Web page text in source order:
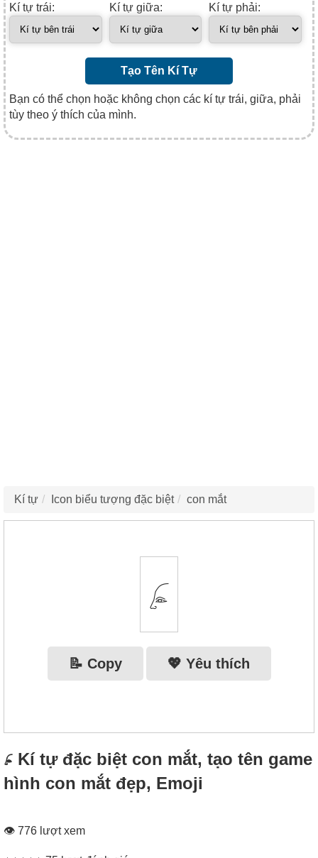
Kí tự trái: Kí tự giữa: Kí tự phải:
Tạo Tên Kí Tự
Bạn có thể chọn hoặc không chọn các kí tự trái, giữa, phải
tùy theo ý thích của mình.
Kí tự Icon biểu tượng đặc biệt con mắt
𓂊
📝 Copy 💖 Yêu thích
𓂊 Kí tự đặc biệt con mắt, tạo tên game
hình con mắt đẹp, Emoji
👁 776 lượt xem